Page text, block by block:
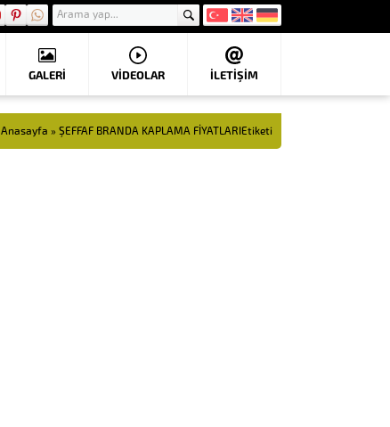
GALERİ VIDEOLAR İLETİŞİM
Anasayfa » ŞEFFAF BRANDA KAPLAMA FİYATLARIEtiketi